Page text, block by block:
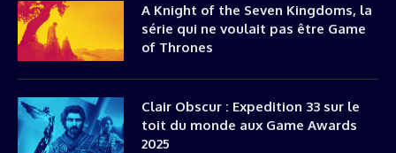
A Knight of the Seven Kingdoms, la
série qui ne voulait pas être Game
of Thrones
Clair Obscur : Expedition 33 sur le
toit du monde aux Game Awards
2025